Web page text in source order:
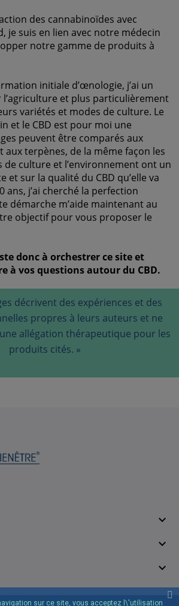
des cannabinoïdes avec
je suis en lien avec notre médecin
notre gamme de produits à
initiale d’œnologie, j’ai un
et plus particulièrement
variétés et modes de culture. Le
et le CBD est pour moi une
peuvent être comparés aux
aux terpènes, de la même façon les
culture et l’environnement ont un
et sur la qualité du CBD qu’elle va
ans, j’ai cherché la perfection
démarche m’aide maintenant au
objectif pour vous proposer le
donc à orchestrer ce site et
à vos questions autour du CBD.
décrivent des expériences et des
propres à leurs auteurs et ne
allégation thérapeutique pour les
produits cités. »



sur ce site, vous acceptez l\'utilisation